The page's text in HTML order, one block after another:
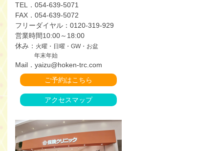
TEL．054-639-5071
FAX．054-639-5072
フリーダイヤル：0120-319-929
営業時間10:00～18:00
休み： 火曜・日曜・GW・お盆
年末年始
Mail．yaizu@hoken-trc.com
ご予約はこちら
アクセスマップ